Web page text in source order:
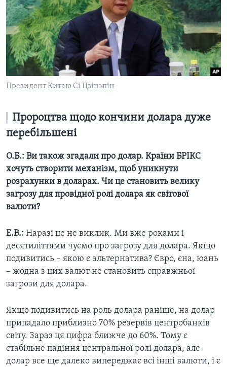
Президент Китаю Сі Цзіньпін
Пророцтва щодо кончини долара дуже
перебільшені
О.Б.: Ви також згадали про долар. Країни БРІКС
хочуть створити механізм, щоб уникнути
розрахунки в доларах. Чи це становить велику
загрозу для провідної ролі долара як світової
валюти?
Е.В.: Наразі це не виклик. Ми вже роками і
десятиліттями чуємо про загрозу для долара. Якщо
подивитись – якою є альтернатива? Євро, єна, юань
– жодна з цих валют не становить справжньої
загрози для долара.
Якщо подивитись на роль долара раніше, на долар
припадало приблизно 70% резервів центробанків
світу. Зараз ця цифра ближче до 60%. Тому є
стабільне падіння центральної ролі долара, але
долар все ще далеко випереджає всі інші валюти, і є